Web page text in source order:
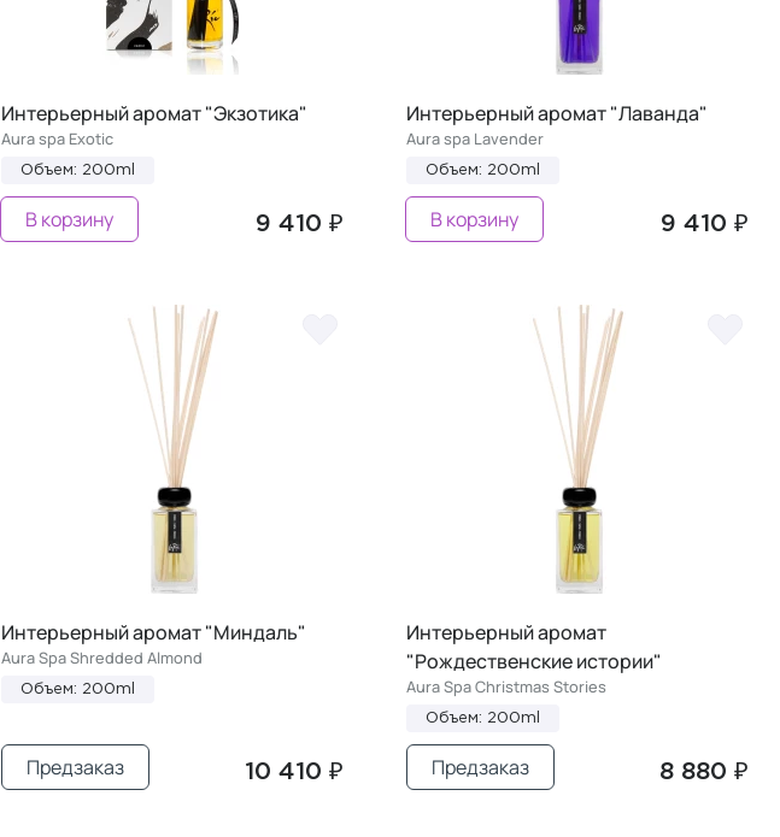
Интерьерный аромат "Экзотика"
Aura spa Exotic
Объем: 200ml
9 410 ₽
В корзину
Интерьерный аромат "Лаванда"
Aura spa Lavender
Объем: 200ml
9 410 ₽
В корзину
Интерьерный аромат "Миндаль"
Aura Spa Shredded Almond
Объем: 200ml
10 410 ₽
Предзаказ
Интерьерный аромат
"Рождественские истории"
Aura Spa Christmas Stories
Объем: 200ml
8 880 ₽
Предзаказ